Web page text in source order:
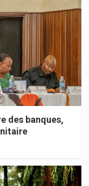
des banques,